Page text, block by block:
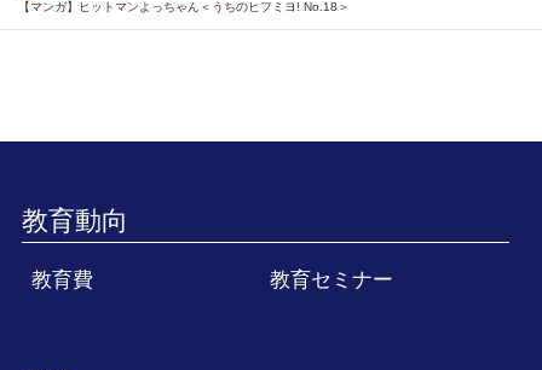
【マンガ】ヒットマンよっちゃん＜うちのヒフミヨ! No.18＞
教育動向
教育費 教育セミナー